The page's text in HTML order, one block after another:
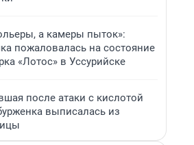
а камеры пыток»:
пожаловалась на состояние
«Лотос» в Уссурийске
после атаки с кислотой
выписалась из